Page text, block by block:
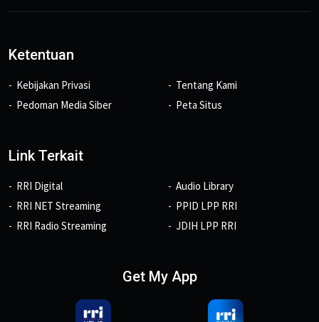
Ketentuan
Kebijakan Privasi
Pedoman Media Siber
Tentang Kami
Peta Situs
Link Terkait
RRI Digital
RRI NET Streaming
RRI Radio Streaming
Audio Library
PPID LPP RRI
JDIH LPP RRI
Get My App